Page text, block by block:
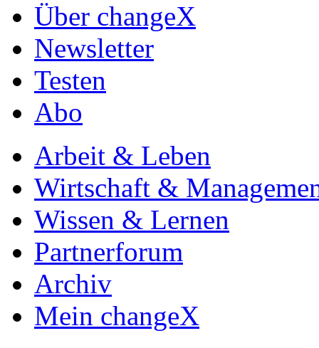
Über changeX
Newsletter
Testen
Abo
Arbeit & Leben
Wirtschaft &
Wissen & Lernen
Partnerforum
Archiv
Mein changeX